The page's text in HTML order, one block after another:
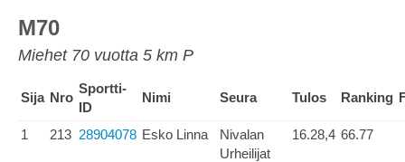
M70
Miehet 70 vuotta 5 km P
Sija Nro
Sportti-
ID
Nimi Seura Tulos Ranking
1 213 28904078 Esko Linna
Nivalan
Urheilijat
16.28,4 66.77